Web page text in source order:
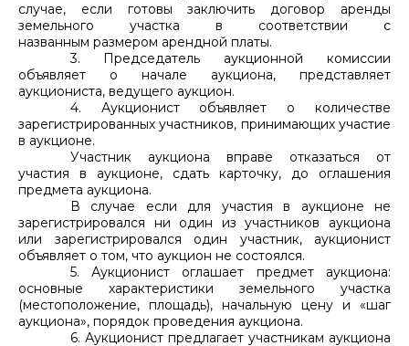
случае, если готовы заключить договор аренды
земельного участка в соответствии с
названным размером арендной платы.
3. Председатель аукционной комиссии
объявляет о начале аукциона, представляет
аукциониста, ведущего аукцион.
4. Аукционист объявляет о количестве
зарегистрированных участников, принимающих участие
в аукционе.
Участник аукциона вправе отказаться от
участия в аукционе, сдать карточку, до оглашения
предмета аукциона.
В случае если для участия в аукционе не
зарегистрировался ни один из участников аукциона
или зарегистрировался один участник, аукционист
объявляет о том, что аукцион не состоялся.
5. Аукционист оглашает предмет аукциона:
основные характеристики земельного участка
(местоположение, площадь), начальную цену и «шаг
аукциона», порядок проведения аукциона.
6. Аукционист предлагает участникам аукциона